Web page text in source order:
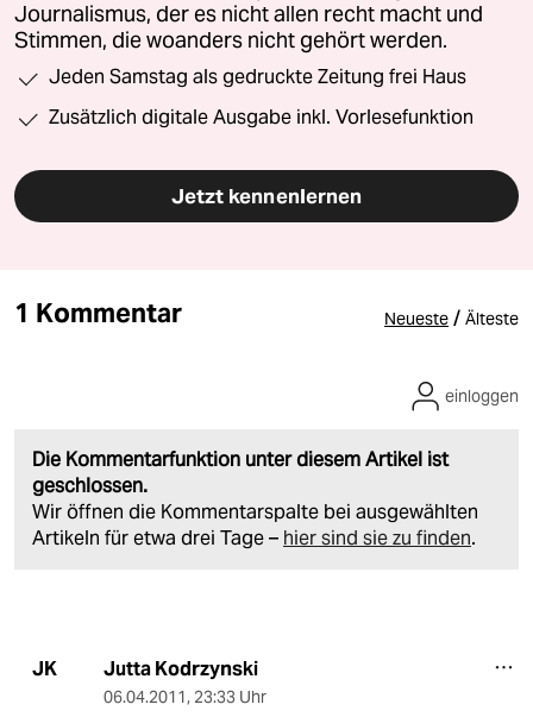
Journalismus, der es nicht allen recht macht und
Stimmen, die woanders nicht gehört werden.
Jeden Samstag als gedruckte Zeitung frei Haus
Zusätzlich digitale Ausgabe inkl. Vorlesefunktion
Jetzt kennenlernen
1 Kommentar Neueste / Älteste
Die Kommentarfunktion unter diesem Artikel ist
geschlossen.
Wir öffnen die Kommentarspalte bei ausgewählten
Artikeln für etwa drei Tage – hier sind sie zu finden.
einloggen
JK Jutta Kodrzynski
06.04.2011, 23:33 Uhr